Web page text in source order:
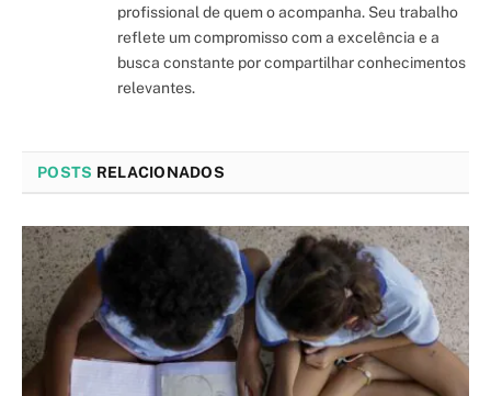
profissional de quem o acompanha. Seu trabalho
reflete um compromisso com a excelência e a
busca constante por compartilhar conhecimentos
relevantes.
POSTS RELACIONADOS